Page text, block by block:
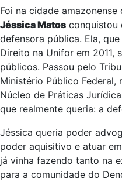
Foi na cidade
Jéssica Matos conquistou
defensora pública. Ela,
Direito na Unifor em 2011,
públicos. Passou pelo
Ministério Público
Núcleo de Práticas
que realmente queria: a
Jéssica queria poder
poder aquisitivo e atuar
já vinha fazendo tanto na
para a comunidade do